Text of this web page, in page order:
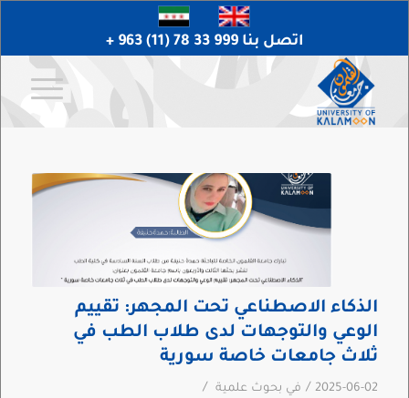
اتصل بنا 999 33 78 (11) 963 +
الذكاء الاصطناعي تحت المجهر: تقييم
الوعي والتوجهات لدى طلاب الطب في
ثلاث جامعات خاصة سورية
2025-06-02
/ في بحوث علمية /